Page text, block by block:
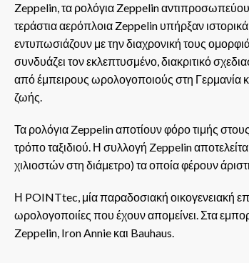
Zeppelin, τα ρολόγια Zeppelin
τεράστια αερόπλοια Zeppelin υπήρξαν
εντυπωσιάζουν με την διαχρονική τους
συνδυάζει τον εκλεπτυσμένο, διακριτικό
από έμπειρους ωρολογοποιούς στη Γερμανία
ζωής.
Τα ρολόγια Zeppelin αποτίουν φόρο τιμής
τρόπο ταξιδιού. Η συλλογή Zeppelin
χιλιοστών στη διάμετρο) τα οποία φέρουν
Η POINTtec, μία παραδοσιακή οικογενειακή
ωρολογοποιίες που έχουν απομείνει. Στα
Zeppelin, Iron Annie και Bauhaus.